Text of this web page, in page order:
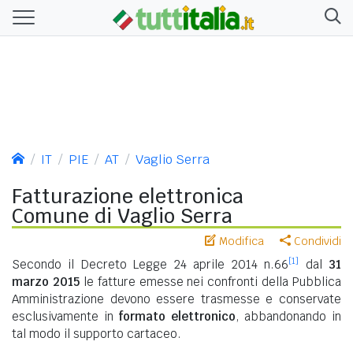
IT PIE AT Vaglio Serra
Fatturazione elettronica
Comune di Vaglio Serra
Modifica Condividi
Secondo il Decreto Legge 24 aprile 2014 n.66[1] dal 31
marzo 2015le fatture emesse nei confronti della Pubblica
Amministrazione devono essere trasmesse e conservate
esclusivamente in formato elettronico, abbandonando in
tal modo il supporto cartaceo.